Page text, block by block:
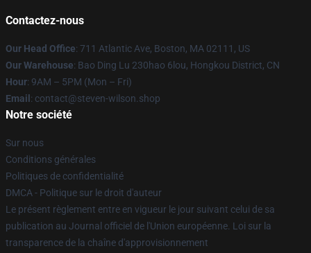
Contactez-nous
Our Head Office: 711 Atlantic Ave, Boston, MA 02111, US
Our Warehouse: Bao Ding Lu 230hao 6lou, Hongkou District, CN
Hour: 9AM – 5PM (Mon – Fri)
Email : contact@steven-wilson.shop
Notre société
Sur nous
Conditions générales
Politiques de confidentialité
DMCA - Politique sur le droit d'auteur
Le présent règlement entre en vigueur le jour suivant celui de sa
publication au Journal officiel de l'Union européenne. Loi sur la
transparence de la chaîne d'approvisionnement